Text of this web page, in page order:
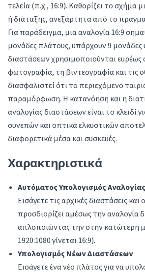
τελεία (π.χ., 16:9). Καθορίζει το σχήμα
ή διάταξης, ανεξάρτητα από το
Για παράδειγμα, μια αναλογία 16:9
μονάδες πλάτους, υπάρχουν 9 μονάδες
διαστάσεων χρησιμοποιούνται ευρέως
φωτογραφία, τη βιντεογραφία και τις
διασφαλιστεί ότι το περιεχόμενο
παραμόρφωση. Η κατανόηση και η
αναλογίας διαστάσεων είναι το κλειδί
συνεπών και οπτικά ελκυστικών
διαφορετικά μέσα και συσκευές.
Χαρακτηριστικά
Αυτόματος Υπολογισμός Αναλογίας
Εισάγετε τις αρχικές διαστάσεις
προσδιορίζει αμέσως την αναλογία
απλοποιώντας την στην κατώτερη
1920:1080 γίνεται 16:9).
Υπολογισμός Νέων Διαστάσεων
Εισάγετε ένα νέο πλάτος για να